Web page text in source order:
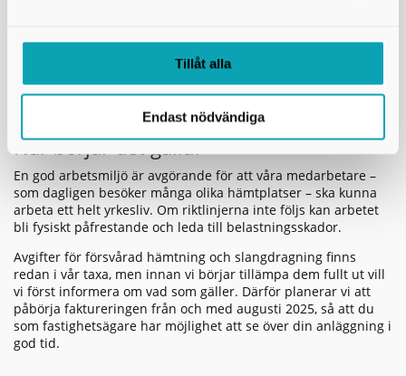
Tillåt alla
Endast nödvändiga
Ordna vändmöjlighet för slambilen – backning innebär
risker för både chaufför och omgivning.
tömningsfordon. En slambil kan väga uppemot 26 ton.
När börjar det gälla?
En god arbetsmiljö är avgörande för att våra medarbetare –
som dagligen besöker många olika hämtplatser – ska kunna
arbeta ett helt yrkesliv. Om riktlinjerna inte följs kan arbetet
bli fysiskt påfrestande och leda till belastningsskador.
Avgifter för försvårad hämtning och slangdragning finns
redan i vår taxa, men innan vi börjar tillämpa dem fullt ut vill
vi först informera om vad som gäller. Därför planerar vi att
påbörja faktureringen från och med augusti 2025, så att du
som fastighetsägare har möjlighet att se över din anläggning i
god tid.